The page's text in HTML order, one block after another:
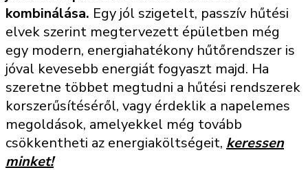
kombinálása. Egy jól szigetelt, passzív hűtési
elvek szerint megtervezett épületben még
egy modern, energiahatékony hűtőrendszer is
jóval kevesebb energiát fogyaszt majd. Ha
szeretne többet megtudni a hűtési rendszerek
korszerűsítéséről, vagy érdeklik a napelemes
megoldások, amelyekkel még tovább
csökkentheti az energiaköltségeit, keressen
minket!